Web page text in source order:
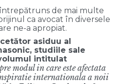
de mai multe
ca avocat în diversele
ne-a apropiat.
asiduu al
studiile sale
intitulat
modul in care este afectata
internationala a noii